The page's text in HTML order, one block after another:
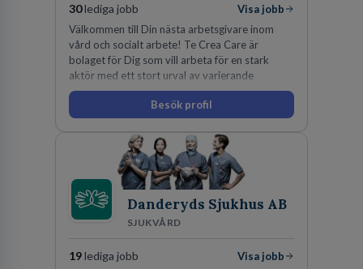
30lediga jobb
Visa jobb
Välkommen till Din nästa arbetsgivare inom
vård och socialt arbete! Te Crea Care är
bolaget för Dig som vill arbeta för en stark
aktör med ett stort urval av varierande
uppdrag i hela Sverige både inom den privata
som offentliga sektorn.Besök profil
Danderyds Sjukhus AB
SJUKVÅRD
19lediga jobb
Visa jobb